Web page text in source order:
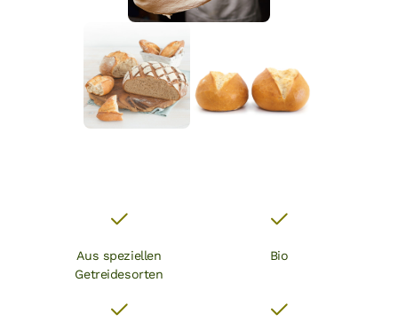
Aus speziellen
Getreidesorten
Bio